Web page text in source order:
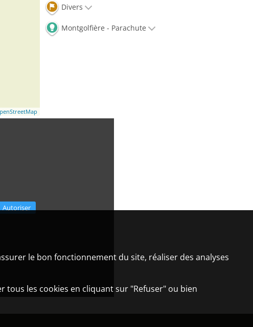
Divers
Montgolfière - Parachute
Autoriser
le bon fonctionnement du site, réaliser des analyses
tous les cookies en cliquant sur "Refuser" ou bien